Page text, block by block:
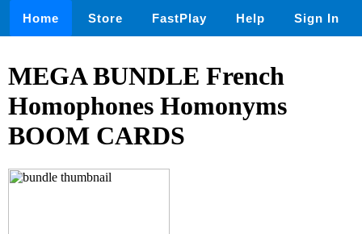
Home Store FastPlay Help Sign In
MEGA BUNDLE French
Homophones Homonyms
BOOM CARDS